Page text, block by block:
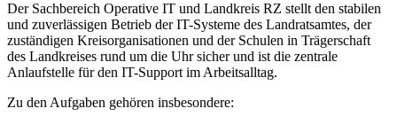
Der Sachbereich Operative IT und Landkreis RZ stellt den stabilen
und zuverlässigen Betrieb der IT-Systeme des Landratsamtes, der
zuständigen Kreisorganisationen und der Schulen in Trägerschaft
des Landkreises rund um die Uhr sicher und ist die zentrale
Anlaufstelle für den IT-Support im Arbeitsalltag.
Zu den Aufgaben gehören insbesondere: